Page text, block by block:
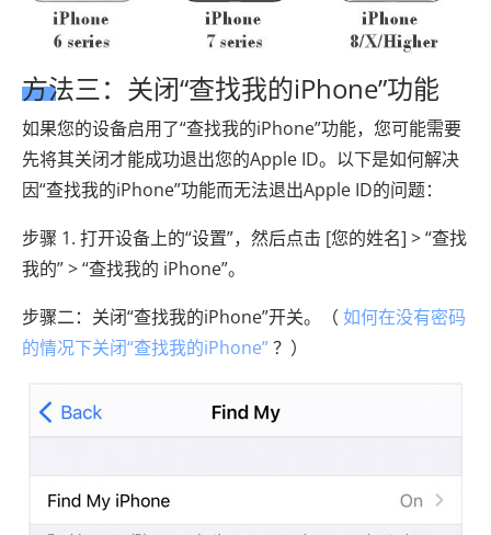
方法三：关闭“查找我的iPhone”功能
如果您的设备启用了“查找我的iPhone”功能，您可能需要
先将其关闭才能成功退出您的Apple ID。以下是如何解决
因“查找我的iPhone”功能而无法退出Apple ID的问题：
步骤 1. 打开设备上的“设置”，然后点击 [您的姓名] > “查找
我的” > “查找我的 iPhone”。
步骤二：关闭“查找我的iPhone”开关。（ 如何在没有密码
的情况下关闭“查找我的iPhone”？）